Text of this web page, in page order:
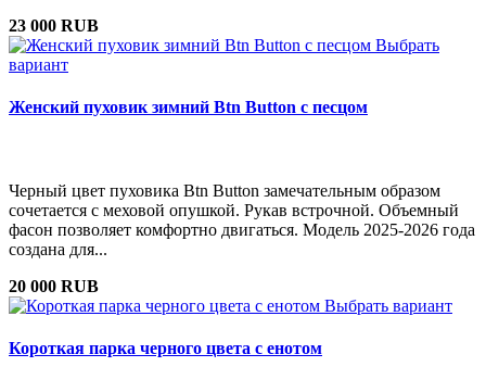
23 000 RUB
Выбрать
вариант
Женский пуховик зимний Btn Button с песцом
Черный цвет пуховика Btn Button замечательным образом
сочетается с меховой опушкой. Рукав встрочной. Объемный
фасон позволяет комфортно двигаться. Модель 2025-2026 года
создана для...
20 000 RUB
Выбрать вариант
Короткая парка черного цвета с енотом